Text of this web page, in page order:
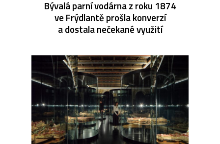
Bývalá parní vodárna z roku 1874
ve Frýdlantě prošla konverzí
a dostala nečekané využití